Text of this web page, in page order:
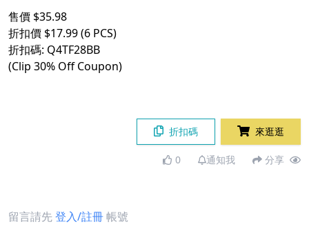
售價 $35.98
折扣價 $17.99 (6 PCS)
折扣碼: Q4TF28BB
(Clip 30% Off Coupon)
折扣碼 來逛逛
0 通知我 分享
留言請先登入/註冊帳號